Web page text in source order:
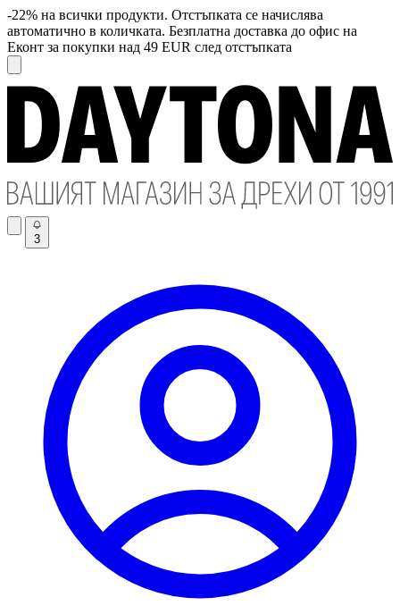
-22% на всички продукти. Отстъпката се начислява
автоматично в количката. Безплатна доставка до офис на
Еконт за покупки над 49 EUR след отстъпката
3